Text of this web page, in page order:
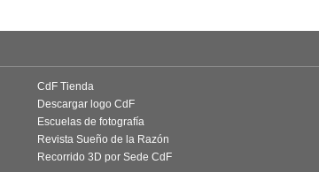
CdF Tienda
Descargar logo CdF
Escuelas de fotografía
Revista Sueño de la Razón
Recorrido 3D por Sede CdF